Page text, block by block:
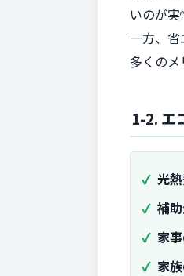
いのが実
一方、省
多くのメ
1-2. エ
光
補
家
家